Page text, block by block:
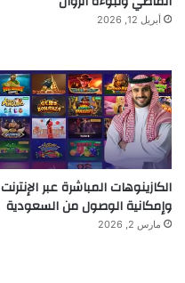
أبريل 12, 2026
الكازينوهات المباشرة عبر الإنترنت
وإمكانية الوصول من السعودية
مارس 2, 2026